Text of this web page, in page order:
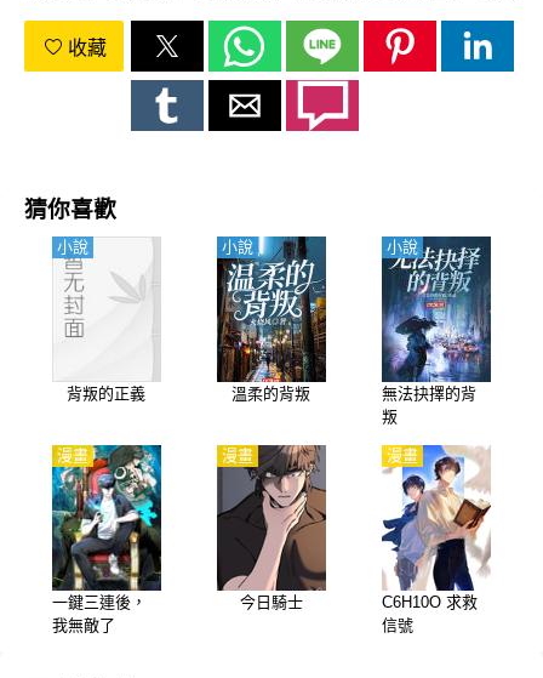
他曾經的愚蠢。而現在，他從灰燼中歸來，帶着無以倫比的力量。
“現在，我要你們所有人，付出代價。”
收藏
猜你喜歡
背叛的正義
小說
溫柔的背叛
小說
無法抉擇的背
叛
小說
一鍵三連後，
我無敵了
漫畫
今日騎士
漫畫
C6H10O 求救
信號
漫畫